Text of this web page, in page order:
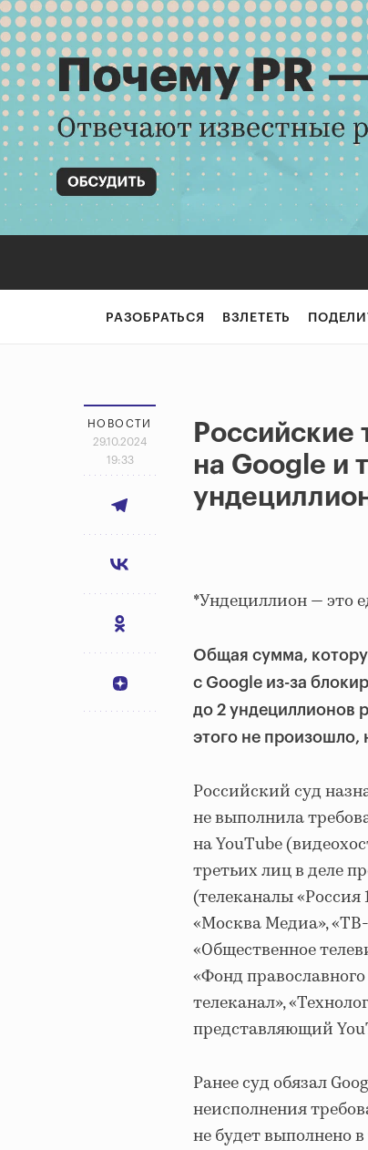
РАЗОБРАТЬСЯ ВЗЛЕТЕТЬ
НОВОСТИ
29.10.2024
19:33
Российские
на Google и
*Ундециллион — это
Общая сумма,
с Google из-за
до 2 ундециллионов
этого не произошло,
Российский суд
не выполнила
на YouTube
третьих лиц в деле
(телеканалы «Россия
«Москва Медиа»,
«Общественное
«Фонд
телеканал»,
представляющий
Ранее суд обязал
неисполнения
не будет выполнено